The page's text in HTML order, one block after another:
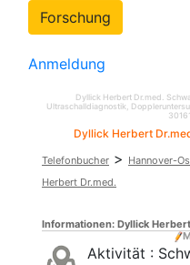
Forschung
Anmeldung
Dyllick Herbert Dr.med.
Ultraschalldiagnostik,
30161
Dyllick Herbert
Telefonbucher > Hannover-
Herbert Dr.med.
Informationen: Dyllick
Aktivität :